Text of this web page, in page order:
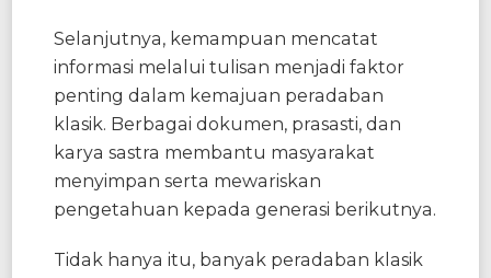
Selanjutnya, kemampuan mencatat
informasi melalui tulisan menjadi faktor
penting dalam kemajuan peradaban
klasik. Berbagai dokumen, prasasti, dan
karya sastra membantu masyarakat
menyimpan serta mewariskan
pengetahuan kepada generasi berikutnya.
Tidak hanya itu, banyak peradaban klasik